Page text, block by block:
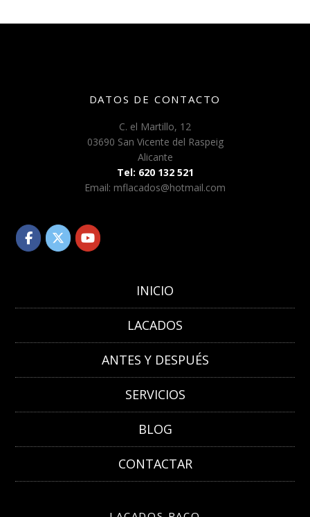
DATOS DE CONTACTO
C. el Martillo, 12
03690 San Vicente del Raspeig
Alicante
Tel: 620 132 521
Email: mflacados@hotmail.com
INICIO
LACADOS
ANTES Y DESPUÉS
SERVICIOS
BLOG
CONTACTAR